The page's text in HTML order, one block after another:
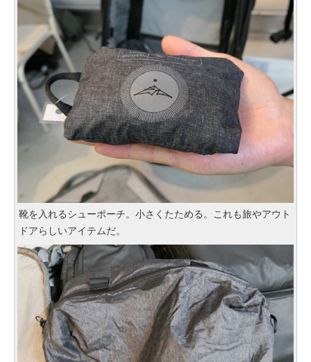
靴を入れるシューポーチ。小さくたためる。これも旅やアウト
ドアらしいアイテムだ。